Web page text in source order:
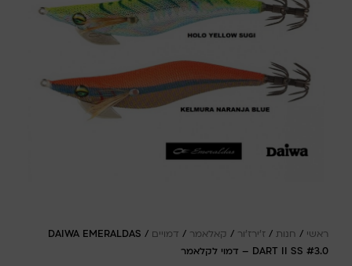
ראשי / חנות / ז'ירז'ור / קאלאמר / דמויים /
DAIWA EMERALDAS
DART II SS #3.0 – דמוי לקלאמר